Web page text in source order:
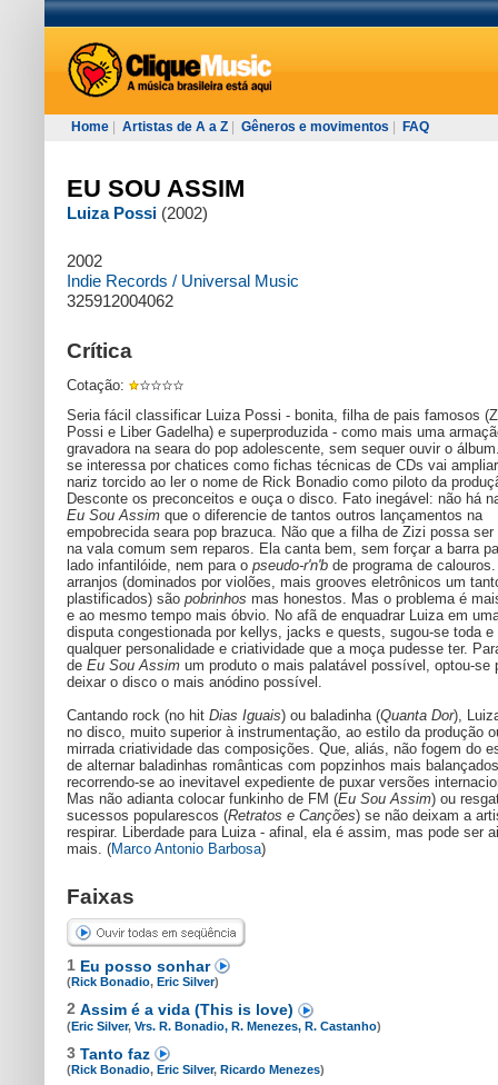
Home Artistas de A a Z Gêneros e movimentos FAQ
EU SOU ASSIM
Luiza Possi (2002)
2002
Indie Records / Universal Music
325912004062
Crítica
Cotação:
Seria fácil classificar Luiza Possi - bonita, filha de pais famosos
Possi e Liber Gadelha) e superproduzida - como mais uma
gravadora na seara do pop adolescente, sem sequer ouvir o
se interessa por chatices como fichas técnicas de CDs vai
nariz torcido ao ler o nome de Rick Bonadio como piloto da
Desconte os preconceitos e ouça o disco. Fato inegável: não há
Eu Sou Assim que o diferencie de tantos outros lançamentos na
empobrecida seara pop brazuca. Não que a filha de Zizi possa ser
na vala comum sem reparos. Ela canta bem, sem forçar a barra
lado infantilóide, nem para o pseudo-r'n'b de programa de
arranjos (dominados por violões, mais grooves eletrônicos um
plastificados) são pobrinhos mas honestos. Mas o problema é
e ao mesmo tempo mais óbvio. No afã de enquadrar Luiza em
disputa congestionada por kellys, jacks e quests, sugou-se toda e
qualquer personalidade e criatividade que a moça pudesse ter.
de Eu Sou Assim um produto o mais palatável possível, optou-se
deixar o disco o mais anódino possível.
Cantando rock (no hit Dias Iguais) ou baladinha (Quanta Dor),
no disco, muito superior à instrumentação, ao estilo da produção
mirrada criatividade das composições. Que, aliás, não fogem do
de alternar baladinhas românticas com popzinhos mais
recorrendo-se ao inevitavel expediente de puxar versões
Mas não adianta colocar funkinho de FM (Eu Sou Assim) ou
sucessos popularescos (Retratos e Canções) se não deixam a
respirar. Liberdade para Luiza - afinal, ela é assim, mas pode ser
mais. (Marco Antonio Barbosa)
Faixas
1 Eu posso sonhar
(Rick Bonadio, Eric Silver)
2 Assim é a vida (This is love)
(Eric Silver, Vrs. R. Bonadio, R. Menezes, R. Castanho)
3 Tanto faz
(Rick Bonadio, Eric Silver, Ricardo Menezes)